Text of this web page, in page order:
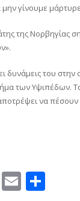
μην γίνουμε
της Νορβηγίας
δυνάμεις του
των Υψιπέδων. Το
να
Skype
Email